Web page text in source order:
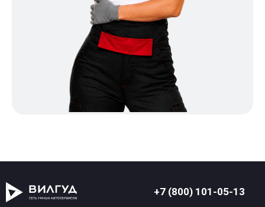
+7 (800) 101-05-13